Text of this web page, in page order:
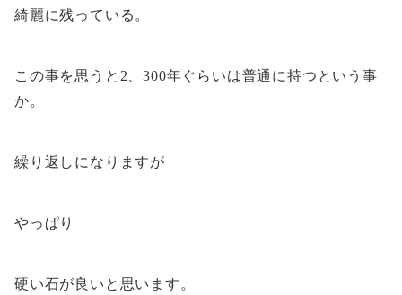
綺麗に残っている。
この事を思うと2、300年ぐらいは普通に持つという事
か。
繰り返しになりますが
やっぱり
硬い石が良いと思います。